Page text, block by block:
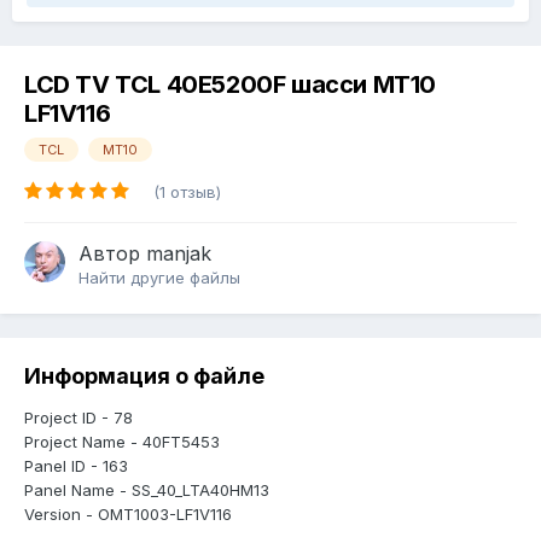
LCD TV TCL 40E5200F шасси MT10
LF1V116
TCL MT10
(1 отзыв)
Автор manjak
Найти другие файлы
Информация о файле
Project ID - 78
Project Name - 40FT5453
Panel ID - 163
Panel Name - SS_40_LTA40HM13
Version - OMT1003-LF1V116